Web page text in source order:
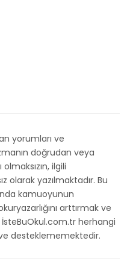
yorumları ve
doğrudan veya
ilgili
olarak yazılmaktadır. Bu
kamuoyunun
arttırmak ve
herhangi
desteklememektedir.